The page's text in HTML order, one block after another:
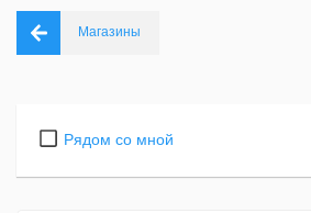
Магазины
Рядом со мной